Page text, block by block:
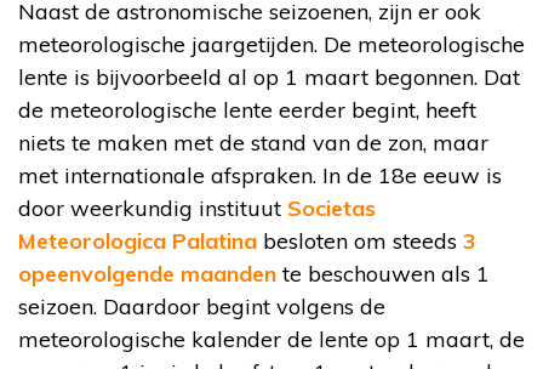
Naast de astronomische seizoenen, zijn er ook
meteorologische jaargetijden. De meteorologische
lente is bijvoorbeeld al op 1 maart begonnen. Dat
de meteorologische lente eerder begint, heeft
niets te maken met de stand van de zon, maar
met internationale afspraken. In de 18e eeuw is
door weerkundig instituut Societas
Meteorologica Palatina besloten om steeds 3
opeenvolgende maandente beschouwen als 1
seizoen. Daardoor begint volgens de
meteorologische kalender de lente op 1 maart, de